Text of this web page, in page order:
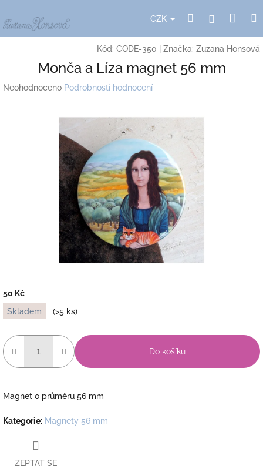
na
obsah
CZK HledatPřihlášení
Kód: CODE-350 Značka: Zuzana Honsová
Monča a Líza magnet 56 mm
Průměrné
Neohodnoceno Podrobnosti hodnocení
50 Kč
Měrná
cena:
Skladem (>5 ks)
Do košíku
Magnet o průměru 56 mm
Kategorie: Magnety 56 mm
ZEPTAT SE